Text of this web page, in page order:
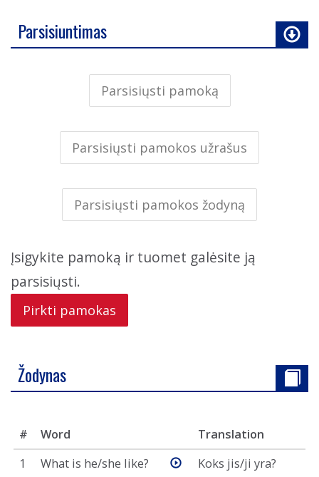
Parsisiuntimas
Parsisiųsti pamoką
Parsisiųsti pamokos užrašus
Parsisiųsti pamokos žodyną
Įsigykite pamoką ir tuomet galėsite ją
parsisiųsti.
Pirkti pamokas
Žodynas
# Word
Translation
1
What is he/she like?
Koks jis/ji yra?